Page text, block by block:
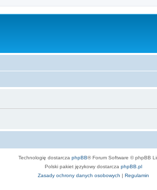
Technologię dostarcza phpBB® Forum Software © phpBB
Polski pakiet językowy dostarcza phpBB.pl
Zasady ochrony danych osobowych | Regulamin